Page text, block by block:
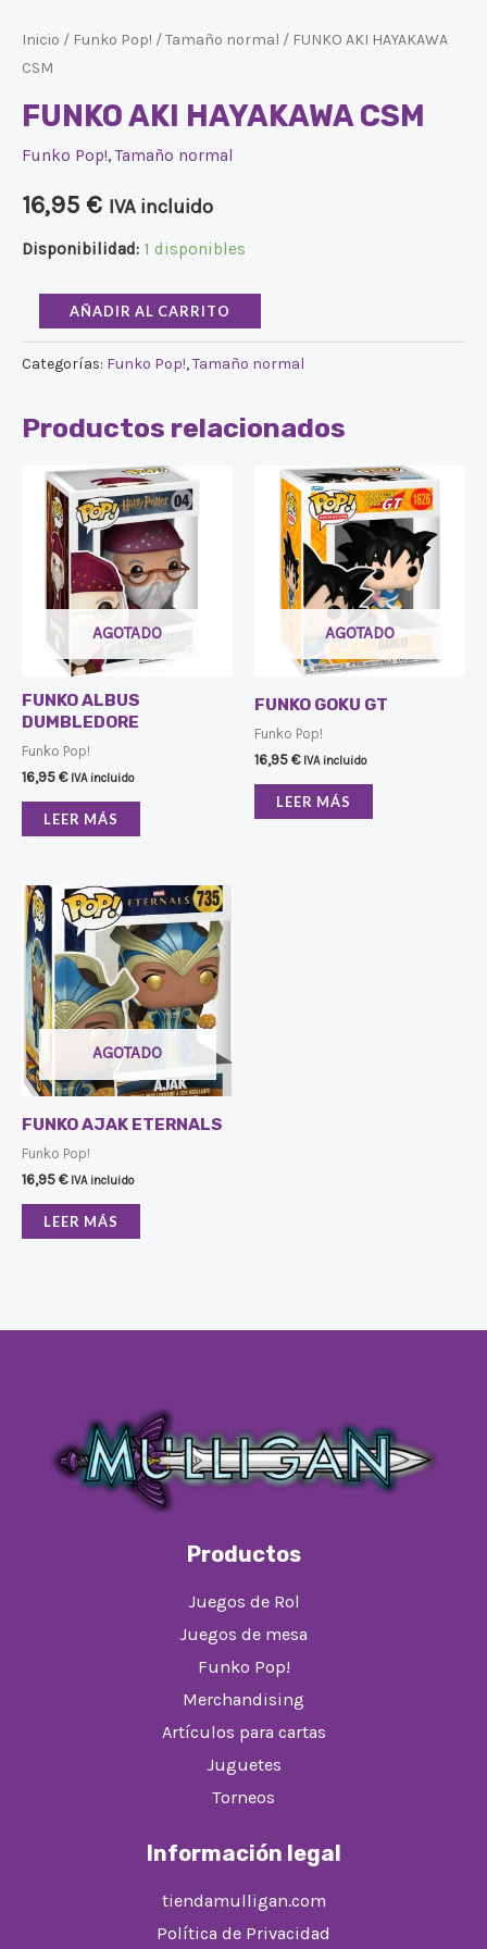
Inicio / Funko Pop! /Tamaño normal / FUNKO AKI HAYAKAWA
CSM
FUNKO AKI HAYAKAWA CSM
Funko Pop!,Tamaño normal
16,95 € IVA incluido
Disponibilidad: 1 disponibles
AÑADIR AL CARRITO
Categorías: Funko Pop!,Tamaño normal
Productos relacionados
AGOTADO
FUNKO ALBUS
DUMBLEDORE
Funko Pop!
16,95€ IVA incluido
LEER MÁS
AGOTADO
FUNKO GOKU GT
Funko Pop!
16,95€ IVA incluido
LEER MÁS
AGOTADO
FUNKO AJAK ETERNALS
Funko Pop!
16,95€ IVA incluido
LEER MÁS
Productos
Juegos de Rol
Juegos de mesa
Funko Pop!
Merchandising
Artículos para cartas
Juguetes
Torneos
Información legal
tiendamulligan.com
Política de Privacidad